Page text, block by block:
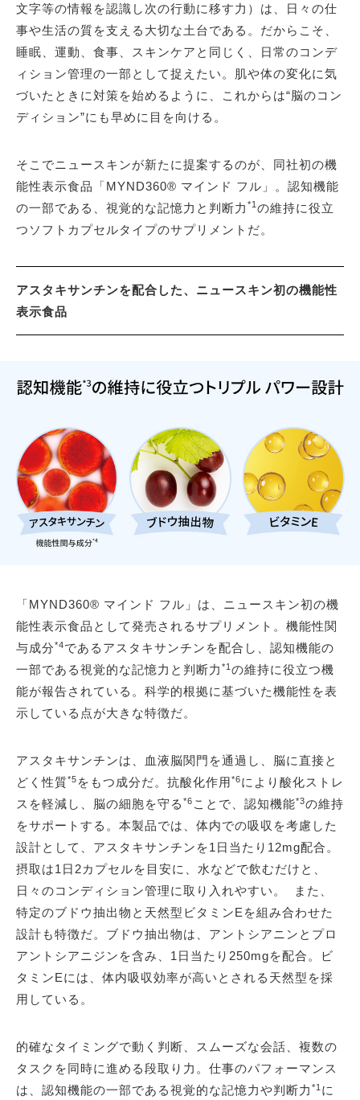
文字等の情報を認識し次の行動に移す力）は、日々の仕
事や生活の質を支える大切な土台である。だからこそ、
睡眠、運動、食事、スキンケアと同じく、日常のコンデ
ィション管理の一部として捉えたい。肌や体の変化に気
づいたときに対策を始めるように、これからは“脳のコン
ディション”にも早めに目を向ける。
そこでニュースキンが新たに提案するのが、同社初の機
能性表示食品「MYND360® マインド フル」。認知機能
の一部である、視覚的な記憶力と判断力 *1 の維持に役立
つソフトカプセルタイプのサプリメントだ。
アスタキサンチンを配合した、ニュースキン初の機能性
表示食品
「MYND360® マインド フル」は、ニュースキン初の機
能性表示食品として発売されるサプリメント。機能性関
与成分*4であるアスタキサンチンを配合し、認知機能の
一部である視覚的な記憶力と判断力 *1 の維持に役立つ機
能が報告されている。科学的根拠に基づいた機能性を表
示している点が大きな特徴だ。
アスタキサンチンは、血液脳関門を通過し、脳に直接と
どく性質*5 をもつ成分だ。抗酸化作用*6により酸化ストレ
スを軽減し、脳の細胞を守る *6 ことで、認知機能*3の維持
をサポートする。本製品では、体内での吸収を考慮した
設計として、アスタキサンチンを1日当たり12mg配合。
摂取は1日2カプセルを目安に、水などで飲むだけと、
日々のコンディション管理に取り入れやすい。 また、
特定のブドウ抽出物と天然型ビタミンEを組み合わせた
設計も特徴だ。ブドウ抽出物は、アントシアニンとプロ
アントシアニジンを含み、1日当たり250mgを配合。ビ
タミンEには、体内吸収効率が高いとされる天然型を採
用している。
的確なタイミングで動く判断、スムーズな会話、複数の
タスクを同時に進める段取り力。仕事のパフォーマンス
は、認知機能の一部である視覚的な記憶力や判断力 *1 に